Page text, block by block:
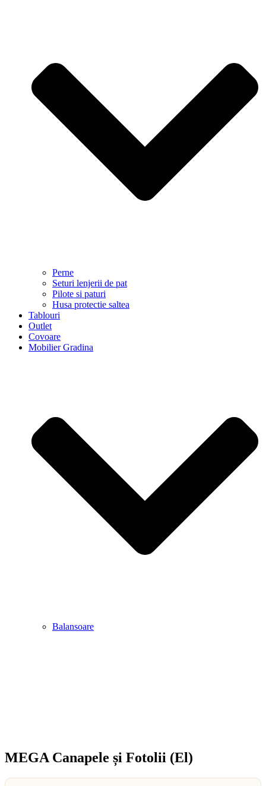
Perne
Seturi lenjerii de pat
Pilote si paturi
Husa protectie saltea
Tablouri
Outlet
Covoare
Mobilier Gradina
Balansoare
MEGA Canapele și Fotolii (El)